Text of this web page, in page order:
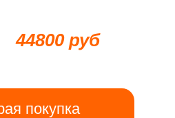
44800 руб
покупка